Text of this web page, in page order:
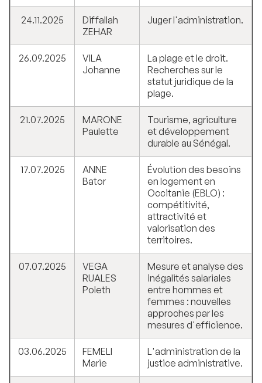
24.11.2025
Diffallah
ZEHAR
Juger l'administration.
26.09.2025
VILA
Johanne
La plage et le droit.
Recherches sur le
statut juridique de la
plage.
21.07.2025
MARONE
Paulette
Tourisme, agriculture
et développement
durable au Sénégal.
17.07.2025
ANNE
Bator
Évolution des besoins
en logement en
Occitanie (EBLO) :
compétitivité,
attractivité et
valorisation des
territoires.
07.07.2025
VEGA
RUALES
Poleth
Mesure et analyse des
inégalités salariales
entre hommes et
femmes : nouvelles
approches par les
mesures d'efficience.
03.06.2025
FEMELI
Marie
L'administration de la
justice administrative.